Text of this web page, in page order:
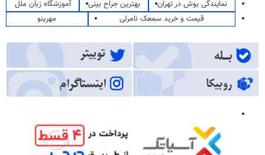
نمایندگی بوش در تهران
بهترین جراح بینی
آموزشگاه زبان ملل
قیمت و خرید سمعک نامرئی
مهرینو